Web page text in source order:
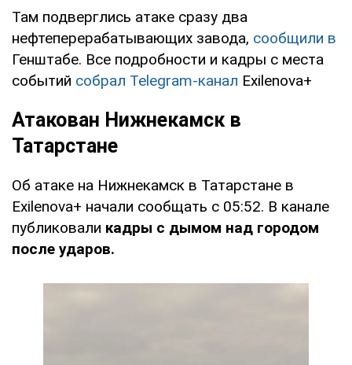
Там подверглись атаке сразу два
нефтеперерабатывающих завода, сообщили в
Генштабе. Все подробности и кадры с места
событий собрал Telegram-канал Exilenova+
Атакован Нижнекамск в
Татарстане
Об атаке на Нижнекамск в Татарстане в
Exilenova+ начали сообщать с 05:52. В канале
публиковали кадры с дымом над городом
после ударов.